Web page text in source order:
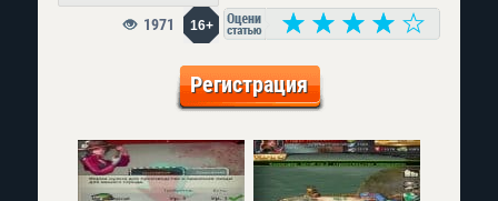
16+
1971
Регистрация